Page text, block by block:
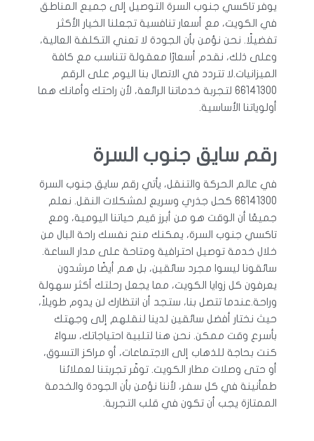
يوفر تاكسي جنوب السرة التوصيل إلى جميع المناطق
في الكويت، مع أسعار تنافسية تجعلنا الخيار الأكثر
تفضيلًا. نحن نؤمن بأن الجودة لا تعني التكلفة العالية،
وعلى ذلك، نقدم أسعارًا معقولة تتناسب مع كافة
الميزانيات.لا تتردد في الاتصال بنا اليوم على الرقم
66141300 لتجربة خدماتنا الرائعة، لأن راحتك وأمانك هما
أولوياتنا الأساسية.
رقم سايق جنوب السرة
في عالم الحركة والتنقل، يأتي رقم سايق جنوب السرة
66141300 كحل جذري وسريع لمشكلات النقل. نعلم
جميعًا أن الوقت هو من أبرز قيم حياتنا اليومية، ومع
تاكسي جنوب السرة، يمكنك منح نفسك راحة البال من
خلال خدمة توصيل احترافية ومتاحة على مدار الساعة.
سائقونا ليسوا مجرد سائقين، بل هم أيضًا مرشدون
يعرفون كل زوايا الكويت، مما يجعل رحلتك أكثر سهولة
وراحة.عندما تتصل بنا، ستجد أن انتظارك لن يدوم طويلاً،
حيث نختار أفضل سائقين لدينا لنقلهم إلى وجهتك
بأسرع وقت ممكن. نحن هنا لتلبية احتياجاتك، سواءً
كنت بحاجة للذهاب إلى الاجتماعات، أو مراكز التسوق،
أو حتى وصلات مطار الكويت. توفّر تجربتنا لعملائنا
طمأنينة في كل سفر، لأننا نؤمن بأن الجودة والخدمة
الممتازة يجب أن تكون في قلب التجربة.